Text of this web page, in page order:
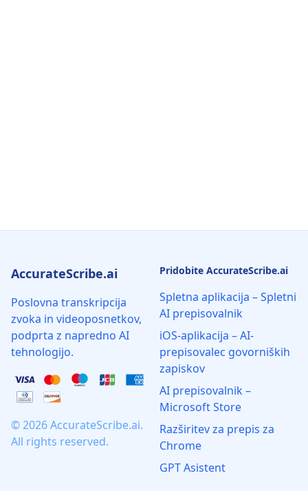
AccurateScribe.ai
Poslovna transkripcija
zvoka in videoposnetkov,
podprta z napredno AI
tehnologijo.
© 2026 AccurateScribe.ai.
All rights reserved.
Pridobite AccurateScribe.ai
Spletna aplikacija – Spletni
AI prepisovalnik
iOS-aplikacija – AI-
prepisovalec govorniških
zapiskov
AI prepisovalnik –
Microsoft Store
Razširitev za prepis za
Chrome
GPT Asistent